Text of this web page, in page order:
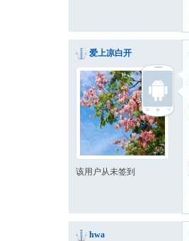
爱上凉白开
该用户从未签到
hwa